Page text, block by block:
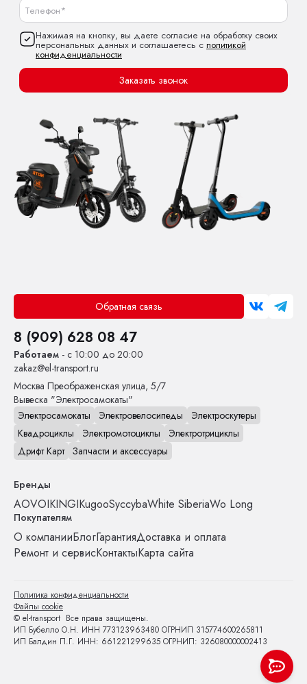
Нажимая на кнопку, вы даете согласие на обработку своих
персональных данных и соглашаетесь с политикой
конфиденциальности
Заказать звонок
Обратная связь
8 (909) 628 08 47
Работаем - с 10:00 до 20:00
zakaz@el-transport.ru
Москва Преображенская улица, 5/7
Вывеска "Электросамокаты"
Электросамокаты
Электровелосипеды
Электроскутеры
Квадроциклы
Электромотоциклы
Электротрициклы
Дрифт Карт Запчасти и аксессуары
Бренды
AOVOIKINGIKugooSyccybaWhite SiberiaWo Long
Покупателям
О компанииБлогГарантияДоставка и оплата
Ремонт и сервисКонтактыКарта сайта
© el-transport Все права защищены.
ИП Бубелло О.Н. ИНН 773123963480 ОГРНИП 315774600265811
ИП Балдин П.Г. ИНН: 661221299635 ОГРНИП: 326080000002413
Политика конфиденциальности
Файлы cookie